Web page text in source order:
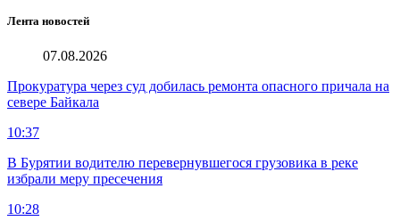
Лента новостей
07.08.2026
Прокуратура через суд добилась ремонта опасного причала на
севере Байкала
10:37
В Бурятии водителю перевернувшегося грузовика в реке
избрали меру пресечения
10:28